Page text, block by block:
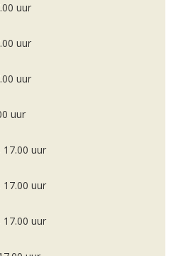
uur
uur
uur
uur
uur
uur
uur